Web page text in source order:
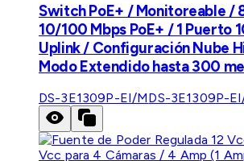
Switch PoE+ / Monitoreable /
10/100 Mbps PoE+ / 1 Puerto
Uplink / Configuración Nube
Modo Extendido hasta 300
DS-3E1309P-EI/MDS-3E1309P-